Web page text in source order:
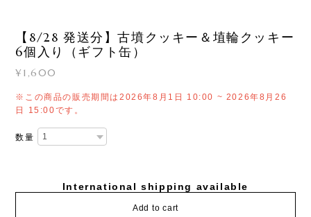
【8/28 発送分】古墳クッキー＆埴輪クッキー
6個入り（ギフト缶）
¥1,600
※この商品の販売期間は2026年8月1日 10:00 ~ 2026年8月26
日 15:00です。
数量
International shipping available
Add to cart